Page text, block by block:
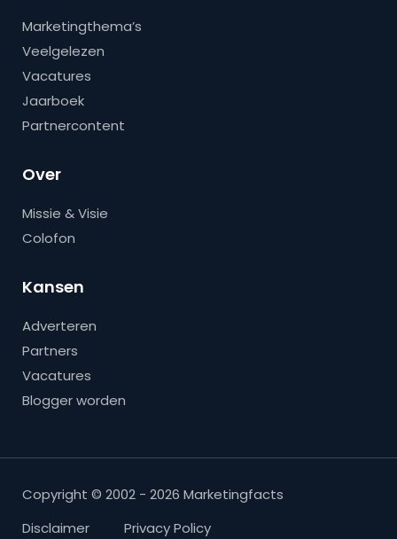
Marketingthema’s
Veelgelezen
Vacatures
Jaarboek
Partnercontent
Over
Missie & Visie
Colofon
Kansen
Adverteren
Partners
Vacatures
Blogger worden
Copyright © 2002 - 2026 Marketingfacts
Disclaimer
Privacy Policy